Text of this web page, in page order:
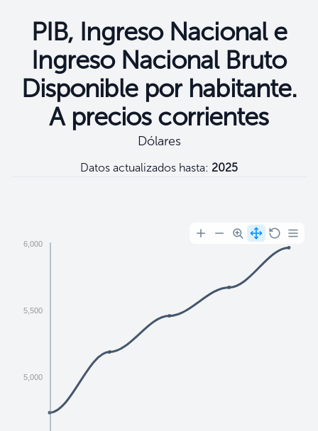
PIB, Ingreso Nacional e
Ingreso Nacional Bruto
Disponible por habitante.
A precios corrientes
Dólares
Datos actualizados hasta: 2025
6,000
5,500
5,000